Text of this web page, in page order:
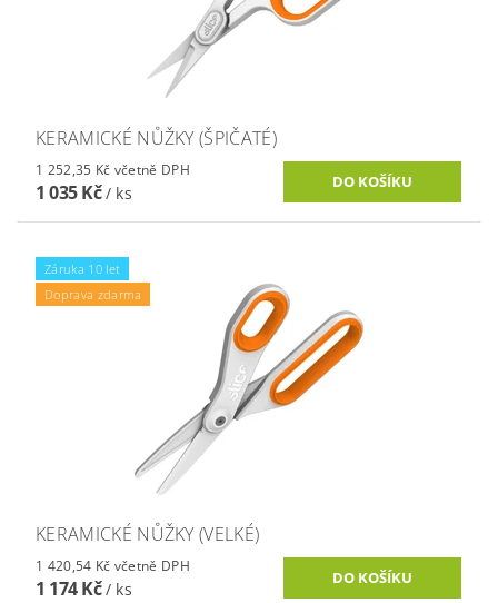
KERAMICKÉ NŮŽKY (ŠPIČATÉ)
1 252,35 Kč včetně DPH
1 035 Kč/ ks
Záruka 10 let
Doprava zdarma
KERAMICKÉ NŮŽKY (VELKÉ)
1 420,54 Kč včetně DPH
1 174 Kč/ ks